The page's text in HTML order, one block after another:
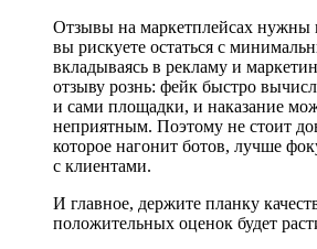
Отзывы на маркетплейсах нужны
вы рискуете остаться с
вкладываясь в рекламу и
отзыву рознь: фейк быстро
и сами площадки, и наказание
неприятным. Поэтому не стоит
которое нагонит ботов, лучше
с клиентами.
И главное, держите планку
положительных оценок будет